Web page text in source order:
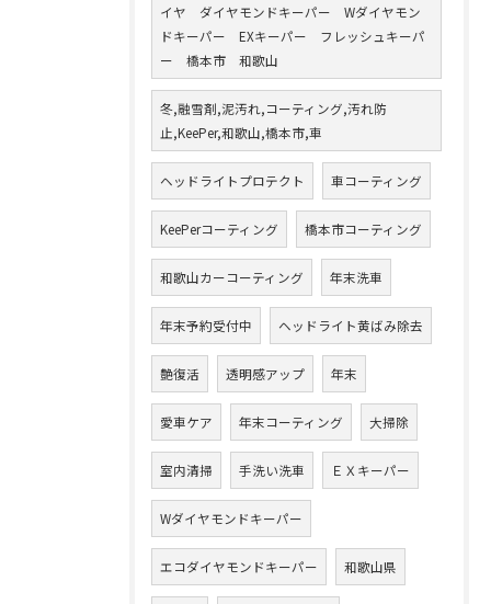
イヤ ダイヤモンドキーパー Wダイヤモン
ドキーパー EXキーパー フレッシュキーパ
ー 橋本市 和歌山
冬,融雪剤,泥汚れ,コーティング,汚れ防
止,KeePer,和歌山,橋本市,車
ヘッドライトプロテクト 車コーティング
KeePerコーティング 橋本市コーティング
和歌山カーコーティング 年末洗車
年末予約受付中 ヘッドライト黄ばみ除去
艶復活 透明感アップ 年末
愛車ケア 年末コーティング 大掃除
室内清掃 手洗い洗車 ＥＸキーパー
Wダイヤモンドキーパー
エコダイヤモンドキーパー 和歌山県